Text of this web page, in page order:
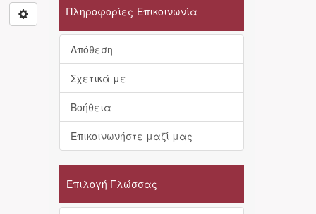
Πληροφορίες-Επικοινωνία
Απόθεση
Σχετικά με
Βοήθεια
Επικοινωνήστε μαζί μας
Επιλογή Γλώσσας